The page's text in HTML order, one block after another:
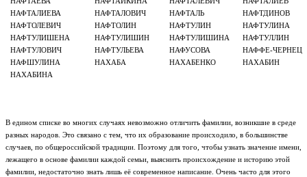
НАФТАЛИЕВА
НАФТАЛОВИЧ НАФТАЛЬ
НАФТДИНОВ
НАФТОЛЕВИЧ
НАФТОЛИН НАФТУЛИН
НАФТУЛИНА
НАФТУЛИШЕНА
НАФТУЛИШИН НАФТУЛИШИНА
НАФТУЛЛИН
НАФТУЛОВИЧ
НАФТУЛЬЕВА НАФУСОВА
НАФФЕ-ЧЕРНЕЦ
НАФШУЛИНА
НАХАБА НАХАБЕНКО
НАХАБИН
НАХАБИНА
В едином списке во многих случаях невозможно отличить фамилии, возникшие в среде
разных народов. Это связано с тем, что их образование происходило, в большинстве
случаев, по общероссийской традиции. Поэтому для того, чтобы узнать значение имени,
лежащего в основе фамилии каждой семьи, выяснить происхождение и историю этой
фамилии, недостаточно знать лишь её современное написание. Очень часто для этого